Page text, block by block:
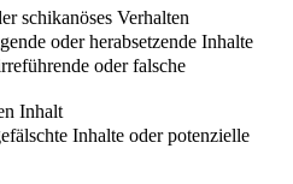
schikanöses Verhalten
oder herabsetzende Inhalte
oder falsche
Inhalt
Inhalte oder potenzielle